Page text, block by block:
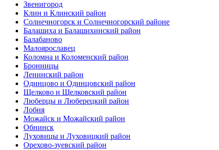
Звенигород
Клин и Клинский район
Солнечногорск и Солнечногорский районе
Балашиха и Балашихинский район
Балабаново
Малоярославец
Коломна и Коломенский район
Бронницы
Ленинский район
Одинцово и Одинцовский район
Щелково и Щелковский район
Люберцы и Люберецкий район
Лобня
Можайск и Можайский район
Обнинск
Луховицы и Луховицкий район
Орехово-зуевский район